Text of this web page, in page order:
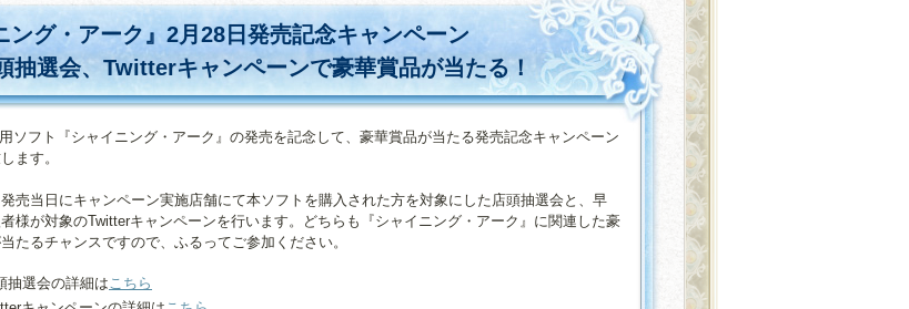
ング・アーク』2月28日発売記念キャンペーン
抽選会、Twitterキャンペーンで豪華賞品が当たる！
ソフト『シャイニング・アーク』の発売を記念して、豪華賞品が当たる発売記念キャンペーン
ます。
売当日にキャンペーン実施店舗にて本ソフトを購入された方を対象にした店頭抽選会と、早
様が対象のTwitterキャンペーンを行います。どちらも『シャイニング・アーク』に関連した豪
たるチャンスですので、ふるってご参加ください。
抽選会の詳細はこちら